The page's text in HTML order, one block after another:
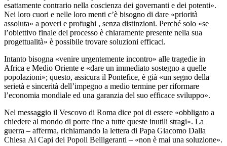
esattamente contrario nella coscienza dei governanti e dei potenti».
Nei loro cuori e nelle loro menti c’è bisogno di dare «priorità
assoluta» a poveri e profughi , senza distinzioni. Perché solo «se
l’obiettivo finale del processo è chiaramente presente nella sua
progettualità» è possibile trovare soluzioni efficaci.
Intanto bisogna «venire urgentemente incontro» alle tragedie in
Africa e Medio Oriente e «dare un immediato sostegno a quelle
popolazioni»; questo, assicura il Pontefice, è già «un segno della
serietà e sincerità dell’impegno a medio termine per riformare
l’economia mondiale ed una garanzia del suo efficace sviluppo».
Nel messaggio il Vescovo di Roma dice poi di essere «obbligato a
chiedere al mondo di porre fine a tutte queste inutili stragi». La
guerra – afferma, richiamando la lettera di Papa Giacomo Dalla
Chiesa Ai Capi dei Popoli Belligeranti – «non è mai una soluzione».